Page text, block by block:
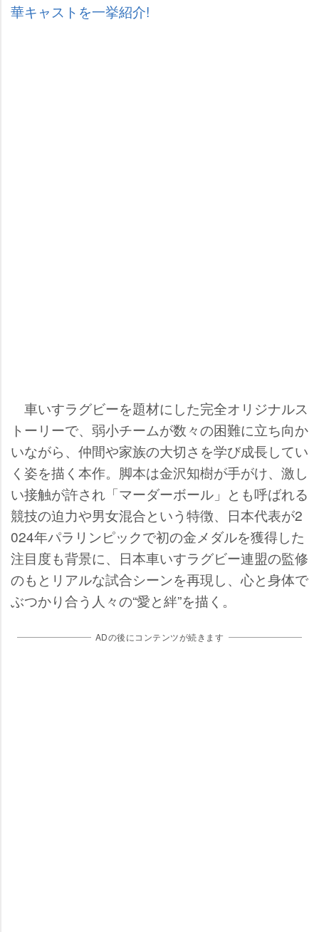
華キャストを一挙紹介!
車いすラグビーを題材にした完全オリジナルス
トーリーで、弱小チームが数々の困難に立ち向か
いながら、仲間や家族の大切さを学び成長してい
く姿を描く本作。脚本は金沢知樹が手がけ、激し
い接触が許され「マーダーボール」とも呼ばれる
競技の迫力や男女混合という特徴、日本代表が2
024年パラリンピックで初の金メダルを獲得した
注目度も背景に、日本車いすラグビー連盟の監修
のもとリアルな試合シーンを再現し、心と身体で
ぶつかり合う人々の“愛と絆”を描く。
ADの後にコンテンツが続きます